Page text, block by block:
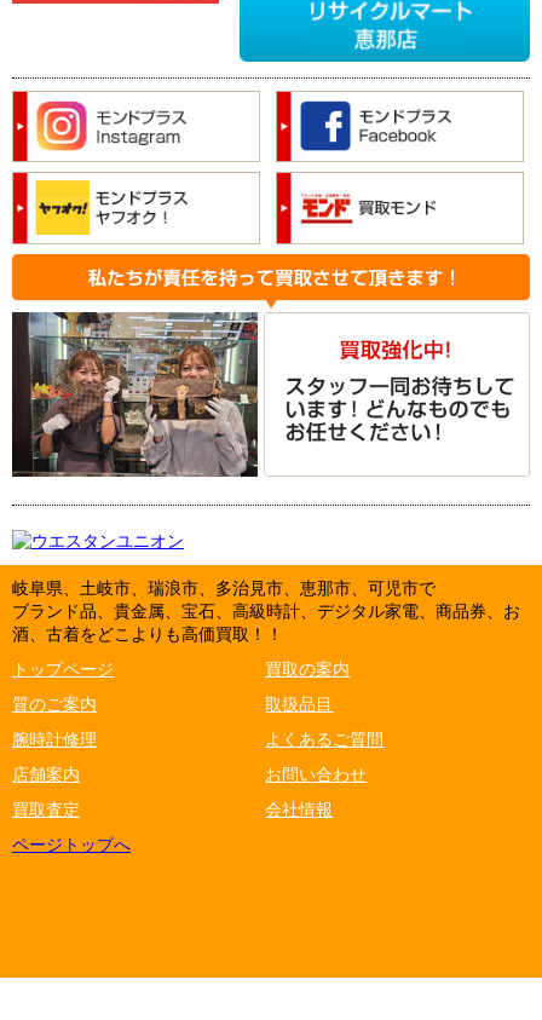
岐阜県、土岐市、瑞浪市、多治見市、恵那市、可児市で
ブランド品、貴金属、宝石、高級時計、デジタル家電、商品券、お
酒、古着をどこよりも高価買取！！
トップページ
買取の案内
質のご案内
取扱品目
腕時計修理
よくあるご質問
店舗案内
お問い合わせ
買取査定
会社情報
ページトップへ